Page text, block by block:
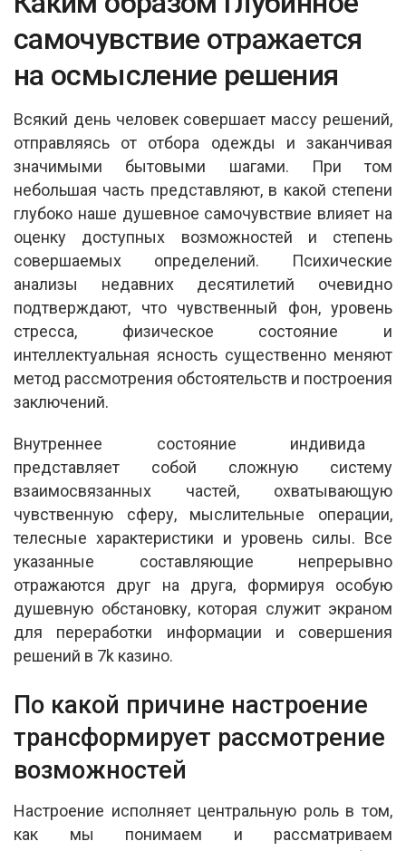
s
A
p
p
b
o
o
k
e
самочувствие отражается
на осмысление решения
Всякий день человек совершает массу решений,
отправляясь от отбора одежды и заканчивая
значимыми бытовыми шагами. При том
небольшая часть представляют, в какой степени
глубоко наше душевное самочувствие влияет на
оценку доступных возможностей и степень
совершаемых определений. Психические
анализы недавних десятилетий очевидно
подтверждают, что чувственный фон, уровень
стресса, физическое состояние и
интеллектуальная ясность существенно меняют
метод рассмотрения обстоятельств и построения
заключений.
Внутреннее состояние индивида
представляет собой сложную систему
взаимосвязанных частей, охватывающую
чувственную сферу, мыслительные операции,
телесные характеристики и уровень силы. Все
указанные составляющие непрерывно
отражаются друг на друга, формируя особую
душевную обстановку, которая служит экраном
для переработки информации и совершения
решений в 7k казино.
По какой причине настроение
трансформирует рассмотрение
возможностей
Настроение исполняет центральную роль в том,
как мы понимаем и рассматриваем